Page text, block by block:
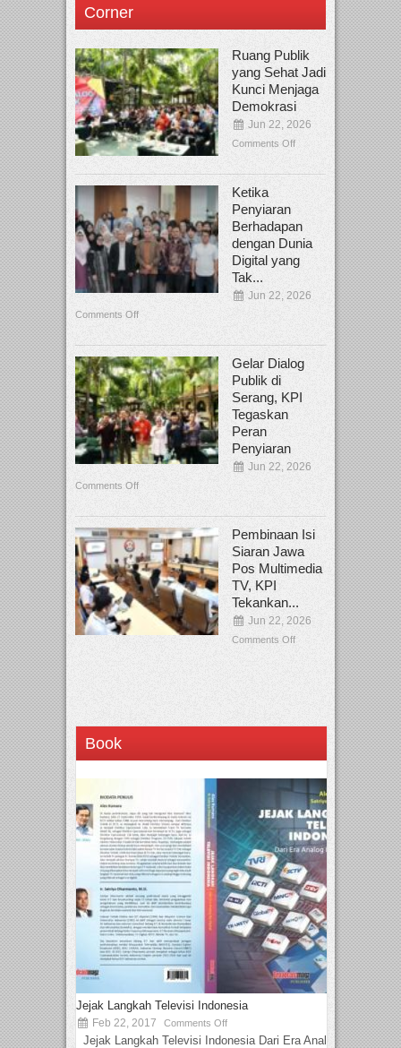
Corner
Ruang Publik
yang Sehat Jadi
Kunci Menjaga
Demokrasi
Jun 22, 2026
Comments Off
Ketika
Penyiaran
Berhadapan
dengan Dunia
Digital yang
Tak...
Jun 22, 2026
Comments Off
Gelar Dialog
Publik di
Serang, KPI
Tegaskan
Peran
Penyiaran
Jun 22, 2026
Comments Off
Pembinaan Isi
Siaran Jawa
Pos Multimedia
TV, KPI
Tekankan...
Jun 22, 2026
Comments Off
Book
Jejak Langkah Televisi Indonesia
Feb 22, 2017 Comments Off
Jejak Langkah Televisi Indonesia Dari Era Analog